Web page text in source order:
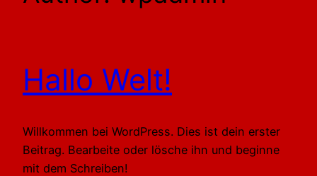
Hallo Welt!
Willkommen bei WordPress. Dies ist dein erster
Beitrag. Bearbeite oder lösche ihn und beginne
mit dem Schreiben!